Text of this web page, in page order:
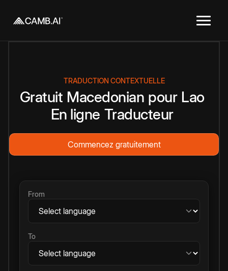
TRADUCTION CONTEXTUELLE
Gratuit Macedonian pour Lao
En ligne Traducteur
Commencez gratuitement
From
To